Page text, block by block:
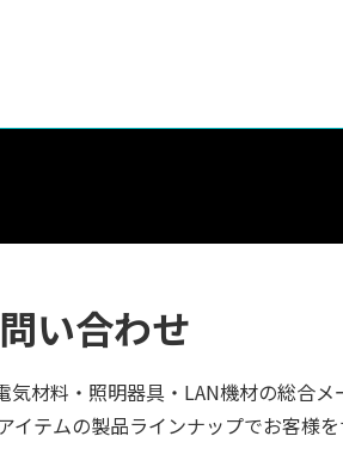
い合わせ
材料・照明器具・LAN機材の総合メ
テムの製品ラインナップでお客様を